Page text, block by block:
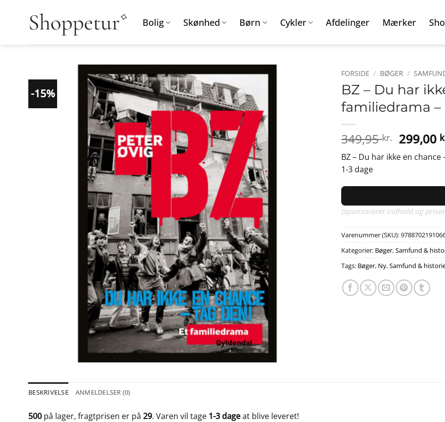
Bolig Skønhed Børn Cykler Afdelinger Mærker
-15%
FORSIDE / BØGER /
BZ – Du har
familiedrama –
349,95kr. Den
pris
349,95
299,00
BZ – Du har ikke en
1-3 dage
(sponsoreret indhold og
Varenummer (SKU):
Kategorier: Bøger,Samfund &
Tags: Bøger, Ny,Samfund &
BESKRIVELSE ANMELDELSER (0)
500 på lager, fragtprisen er på 29. Varen vil tage 1-3 dageat blive leveret!